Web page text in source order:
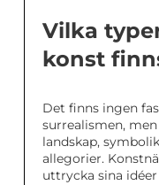
Vilka
konst
Det finns ingen
surrealismen,
landskap,
allegorier.
uttrycka sina